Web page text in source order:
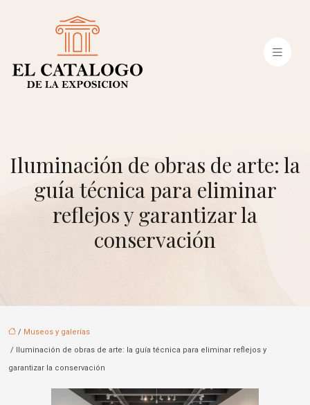
Iluminación de obras de arte: la
guía técnica para eliminar
reflejos y garantizar la
conservación
/ Museos y galerías
/ Iluminación de obras de arte: la guía técnica para eliminar reflejos y
garantizar la conservación